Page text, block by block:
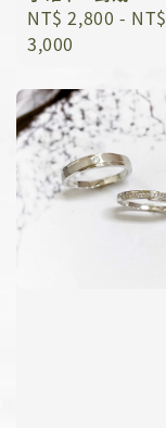
Regular
price
NT$ 2,800 - NT$
3,000